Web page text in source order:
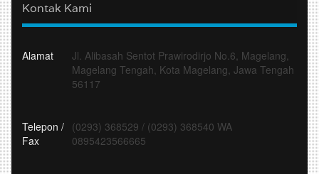
Kontak Kami
Alamat
Jl. Alibasah Sentot Prawirodirjo No.6, Magelang,
Magelang Tengah, Kota Magelang, Jawa Tengah
56117
Telepon /
Fax
(0293) 368529 / (0293) 368540 WA
0895423566665